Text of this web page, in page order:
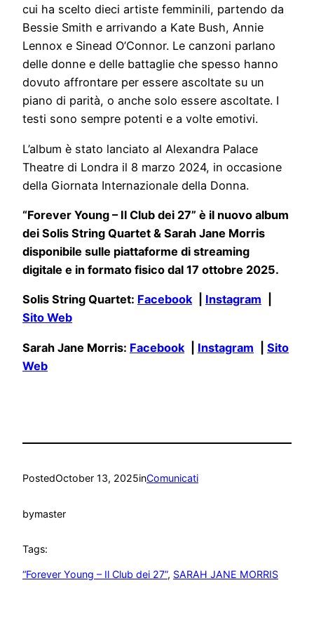
cui ha scelto dieci artiste femminili, partendo da
Bessie Smith e arrivando a Kate Bush, Annie
Lennox e Sinead O’Connor. Le canzoni parlano
delle donne e delle battaglie che spesso hanno
dovuto affrontare per essere ascoltate su un
piano di parità, o anche solo essere ascoltate. I
testi sono sempre potenti e a volte emotivi.
L’album è stato lanciato al Alexandra Palace
Theatre di Londra il 8 marzo 2024, in occasione
della Giornata Internazionale della Donna.
“Forever Young – Il Club dei 27” è il nuovo album
dei Solis String Quartet & Sarah Jane Morris
disponibile sulle piattaforme di streaming
digitale e in formato fisico dal 17 ottobre 2025.
Solis String Quartet: Facebook Instagram
Sito Web
Sarah Jane Morris: Facebook Instagram
Sito
Web
PostedOctober 13, 2025inComunicati
bymaster
Tags:
“Forever Young – Il Club dei 27”, SARAH JANE MORRIS